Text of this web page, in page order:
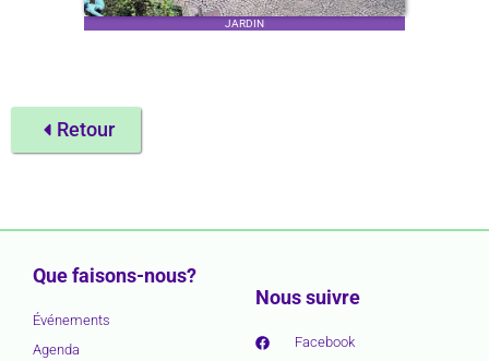
JARDIN
Retour
Que faisons-nous?
Événements
Agenda
Nous suivre
Facebook